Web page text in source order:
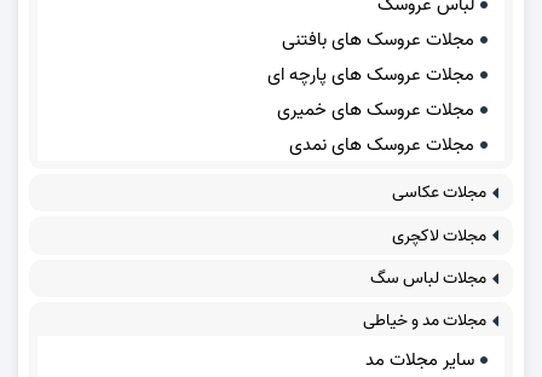
مجلات عروسک های بافتنی
مجلات عروسک های پارچه ای
مجلات عروسک های خمیری
مجلات عروسک های نمدی
مجلات عکاسی
مجلات لاکچری
مجلات لباس سگ
مجلات مد و خیاطی
سایر مجلات مد